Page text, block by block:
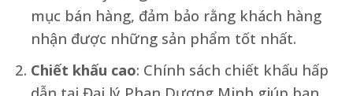
mục bán hàng, đảm bảo rằng khách hàng
nhận được những sản phẩm tốt nhất.
Chiết khấu cao: Chính sách chiết khấu hấp